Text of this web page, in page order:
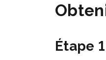
Étape